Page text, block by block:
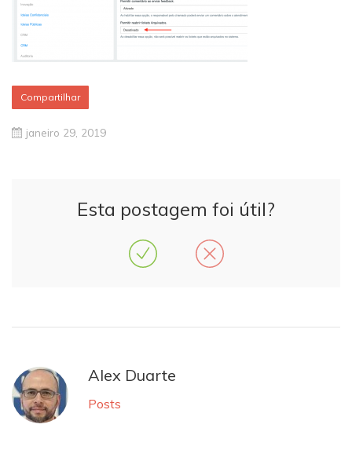
Compartilhar
janeiro 29, 2019
Esta postagem foi útil?
Alex Duarte
Posts